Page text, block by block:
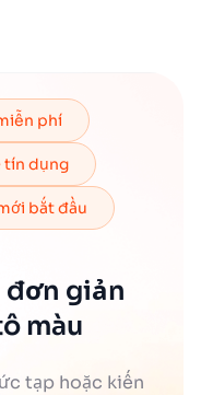
phí
tín dụng
bắt đầu
đơn giản
màu
tạp hoặc kiến